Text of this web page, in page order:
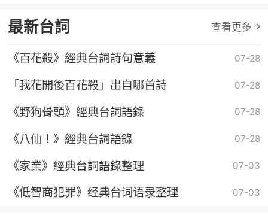
最新台詞 查看更多
《百花殺》經典台詞詩句意義 07-28
「我花開後百花殺」出自哪首詩 07-28
《野狗骨頭》經典台詞語錄 07-28
《八仙！》經典台詞語錄 07-28
《家業》經典台詞語錄整理 07-03
《低智商犯罪》经典台词语录整理 07-03